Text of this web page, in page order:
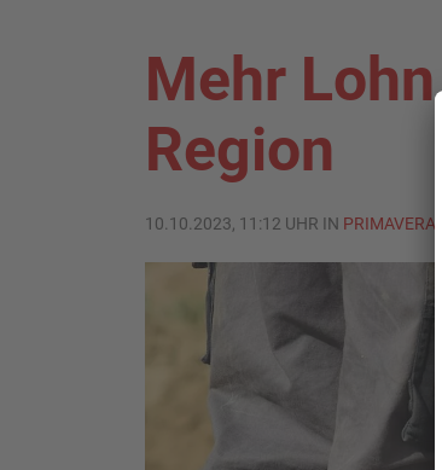
Mehr
Region
10.10.2023, 11:12 UHR IN